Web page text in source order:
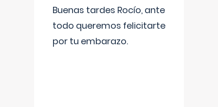
Buenas tardes Rocío, ante
todo queremos felicitarte
por tu embarazo.